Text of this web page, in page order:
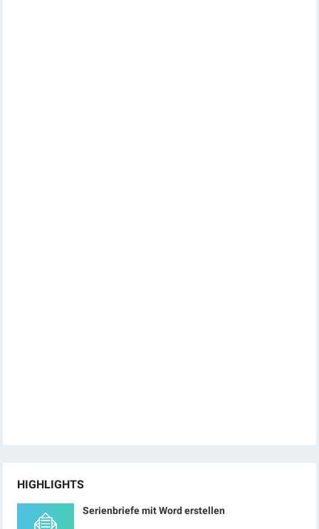
HIGHLIGHTS
Serienbriefe mit Word erstellen